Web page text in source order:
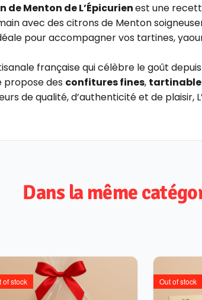
Menton de L’Épicurienest une
avec des citrons de Menton
pour accompagner vos tartines,
française qui célèbre le goût
propose des confitures fines,
de qualité, d’authenticité et de
Dans la même
of stock Out of stock